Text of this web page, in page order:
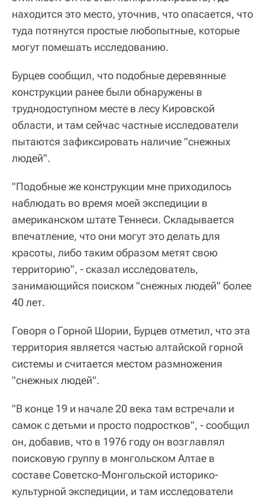
находится это место, уточнив, что опасается, что
туда потянутся простые любопытные, которые
могут помешать исследованию.
Бурцев сообщил, что подобные деревянные
конструкции ранее были обнаружены в
труднодоступном месте в лесу Кировской
области, и там сейчас частные исследователи
пытаются зафиксировать наличие "снежных
людей".
"Подобные же конструкции мне приходилось
наблюдать во время моей экспедиции в
американском штате Теннеси. Складывается
впечатление, что они могут это делать для
красоты, либо таким образом метят свою
территорию", - сказал исследователь,
занимающийся поиском "снежных людей" более
40 лет.
Говоря о Горной Шории, Бурцев отметил, что эта
территория является частью алтайской горной
системы и считается местом размножения
"снежных людей".
"В конце 19 и начале 20 века там встречали и
самок с детьми и просто подростков", - сообщил
он, добавив, что в 1976 году он возглавлял
поисковую группу в монгольском Алтае в
составе Советско-Монгольской историко-
культурной экспедиции, и там исследователи